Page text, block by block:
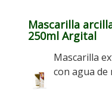
Mascarilla
250ml Argital
Mascarilla
con agua de